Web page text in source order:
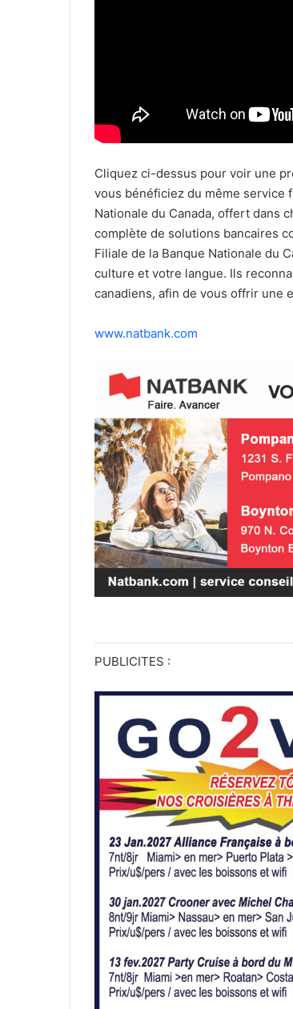
Cliquez ci-dessus pour voir une
vous bénéficiez du même service
Nationale du Canada, offert dans
complète de solutions bancaires
Filiale de la Banque Nationale du
culture et votre langue. Ils
canadiens, afin de vous offrir une
www.natbank.com
PUBLICITES :